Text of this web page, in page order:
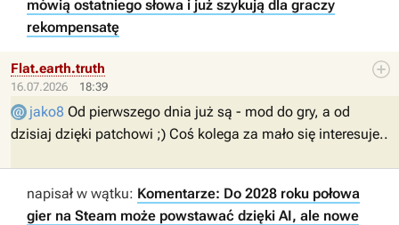
mówią ostatniego słowa i już szykują dla graczy
rekompensatę
16.07.2026 18:39
Flat.earth.truth
jako8 Od pierwszego dnia już są - mod do gry, a od
dzisiaj dzięki patchowi ;) Coś kolega za mało się interesuje..
napisał w wątku: Komentarze: Do 2028 roku połowa
gier na Steam może powstawać dzięki AI, ale nowe